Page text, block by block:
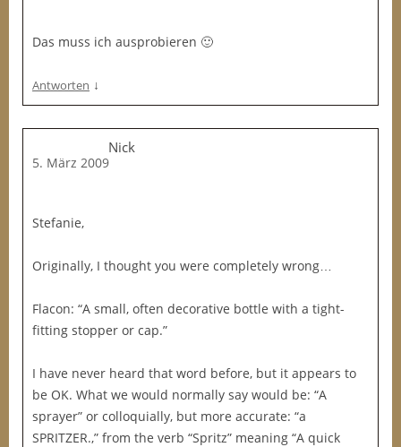
Das muss ich ausprobieren 🙂
Antworten ↓
Nick
5. März 2009
Stefanie,
Originally, I thought you were completely wrong…
Flacon: “A small, often decorative bottle with a tight-
fitting stopper or cap.”
I have never heard that word before, but it appears to
be OK. What we would normally say would be: “A
sprayer” or colloquially, but more accurate: “a
SPRITZER.,” from the verb “Spritz” meaning “A quick